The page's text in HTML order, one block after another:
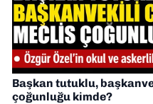
Başkan tutuklu,
çoğunluğu kimde?